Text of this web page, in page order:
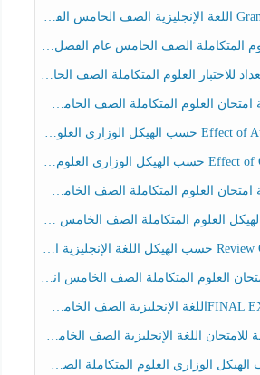
الصف الخامس عام الفصل الدراسي الثالث 2025-2026
العلوم المتكاملة الصف الخامس عام الفصل الثالث
المتكاملة الصف الخامس انسبير الفصل الثالث
المتكاملة الصف الخامس عام الفصل الثالث
المتكاملة الصف الخامس انسبير الفصل الثالث
المتكاملة الصف الخامس انسبير الفصل الثالث
اللغة الإنجليزية الصف الخامس الفصل الثالث
العلوم المتكاملة الصف الخامس عام الفصل الثالث